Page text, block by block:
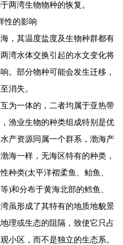
两湾生物物种的恢复。
性的影响
，其温度盐度及生物种群都有
湾水体交换引起的水文变化将
。部分物种可能会发生迁移，
消失。
为一体的，二者均属于亚热带
渔业生物的种类组成特别是优
产资源同属一个群系，渤海产
海一样，无海区特有的种类，
种类(太平洋褶柔鱼、鲐鱼、
)和分布于黄海北部的鳕鱼、
虽形成了其特有的地质地貌景
理或生态的阻隔，致使它只占
小区，而不是独立的生态系。